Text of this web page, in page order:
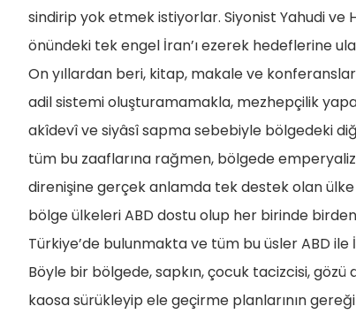
sindirip yok etmek istiyorlar. Siyonist Yahudi ve
önündeki tek engel İran’ı ezerek hedeflerine
On yıllardan beri, kitap, makale ve
adil sistemi oluşturamamakla, mezhepçilik
akîdevî ve siyâsî sapma sebebiyle bölgedeki
tüm bu zaaflarına rağmen, bölgede
direnişine gerçek anlamda tek destek olan
bölge ülkeleri ABD dostu olup her birinde
Türkiye’de bulunmakta ve tüm bu üsler ABD
Böyle bir bölgede, sapkın, çocuk tacizcisi,
kaosa sürükleyip ele geçirme planlarının